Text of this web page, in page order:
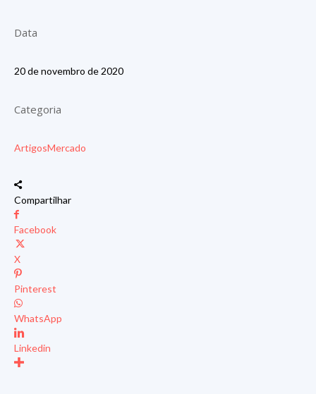
Data
20 de novembro de 2020
Categoria
ArtigosMercado
Compartilhar
Facebook
X
Pinterest
WhatsApp
Linkedin